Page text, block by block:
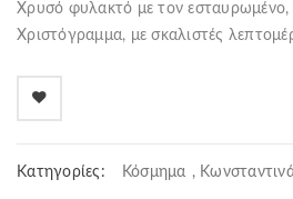
Χρυσό φυλακτό με τον
Χριστόγραμμα, με σκαλιστές
Κατηγορίες: Κόσμημα ,